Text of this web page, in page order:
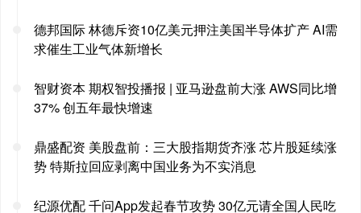
德邦国际 林德斥资10亿美元押注美国半导体扩产 AI需
求催生工业气体新增长
智财资本 期权智投播报 | 亚马逊盘前大涨 AWS同比增
37% 创五年最快增速
鼎盛配资 美股盘前：三大股指期货齐涨 芯片股延续涨
势 特斯拉回应剥离中国业务为不实消息
纪源优配 千问App发起春节攻势 30亿元请全国人民吃